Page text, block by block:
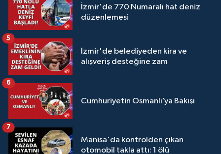
İzmir'de 770 Numaralı hat deniz
düzenlemesi
İzmir'de belediyeden kira ve
alışveriş desteğine zam
5
Cumhuriyetin Osmanlı’ya Bakışı
6
Manisa'da kontrolden çıkan
otomobil takla attı: 1 ölü
7